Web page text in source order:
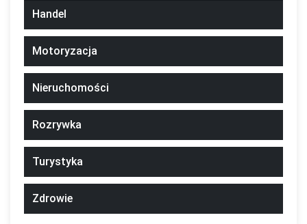
Handel
Motoryzacja
Nieruchomości
Rozrywka
Turystyka
Zdrowie